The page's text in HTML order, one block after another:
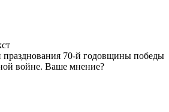
70-й годовщины победы
войне. Ваше мнение?